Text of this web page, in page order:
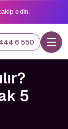
edin.
6 550
5